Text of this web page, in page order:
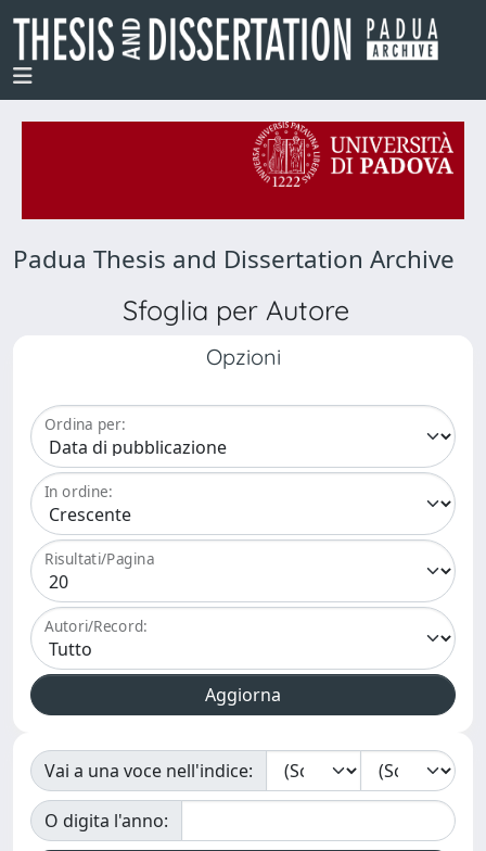
Padua Thesis and Dissertation Archive
Sfoglia per Autore
Opzioni
Ordina per:
In ordine:
Risultati/Pagina
Autori/Record:
Vai a una voce nell'indice:
O digita l'anno: